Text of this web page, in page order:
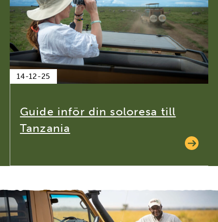
14-12-25
Guide inför din soloresa till
Tanzania